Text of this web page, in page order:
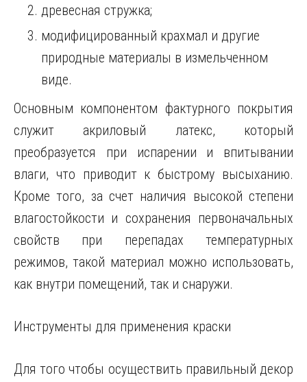
древесная стружка;
модифицированный крахмал и другие
природные материалы в измельченном
виде.
Основным компонентом фактурного покрытия
служит акриловый латекс, который
преобразуется при испарении и впитывании
влаги, что приводит к быстрому высыханию.
Кроме того, за счет наличия высокой степени
влагостойкости и сохранения первоначальных
свойств при перепадах температурных
режимов, такой материал можно использовать,
как внутри помещений, так и снаружи.
Инструменты для применения краски
Для того чтобы осуществить правильный декор